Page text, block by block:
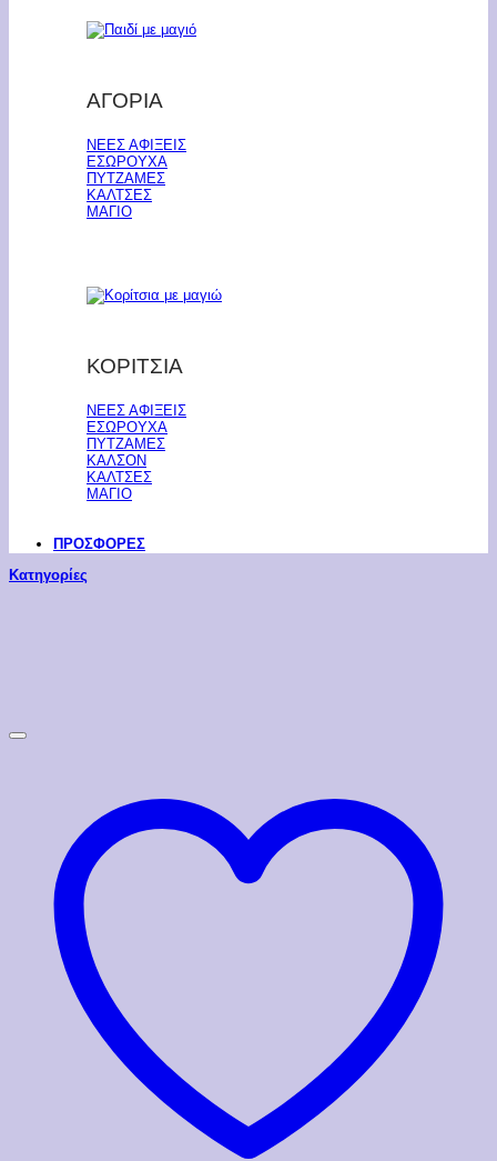
ΑΓΟΡΙΑ
ΝΕΕΣ ΑΦΙΞΕΙΣ
ΕΣΩΡΟΥΧΑ
ΠΥΤΖΑΜΕΣ
ΚΑΛΤΣΕΣ
ΜΑΓΙΟ
ΚΟΡΙΤΣΙΑ
ΝΕΕΣ ΑΦΙΞΕΙΣ
ΕΣΩΡΟΥΧΑ
ΠΥΤΖΑΜΕΣ
ΚΑΛΣΟΝ
ΚΑΛΤΣΕΣ
ΜΑΓΙΟ
ΠΡΟΣΦΟΡΕΣ
Κατηγορίες